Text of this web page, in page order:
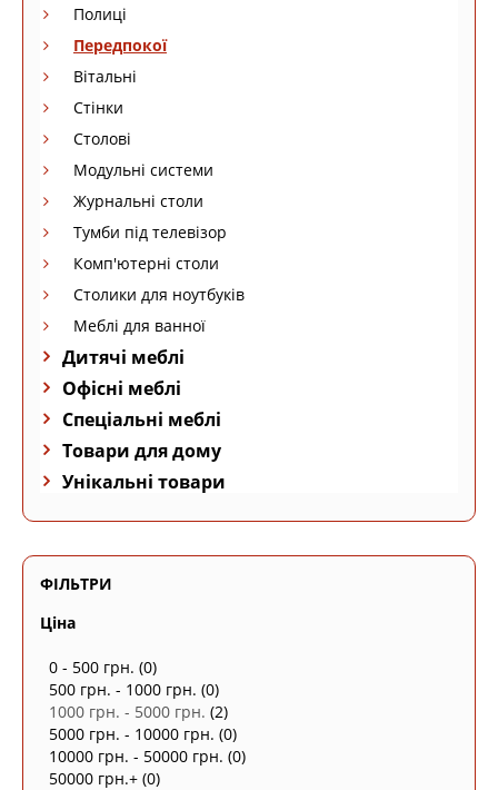
Полиці
Передпокої
Вітальні
Стінки
Столові
Модульні системи
Журнальні столи
Тумби під телевізор
Комп'ютерні столи
Столики для ноутбуків
Меблі для ванної
Дитячі меблі
Офісні меблі
Спеціальні меблі
Товари для дому
Унікальні товари
ФІЛЬТРИ
Ціна
0 - 500 грн. (0)
500 грн. - 1000 грн. (0)
1000 грн. - 5000 грн. (2)
5000 грн. - 10000 грн. (0)
10000 грн. - 50000 грн. (0)
50000 грн.+ (0)